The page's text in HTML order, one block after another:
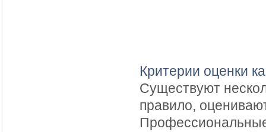
Критерии оценки
Существуют
правило,